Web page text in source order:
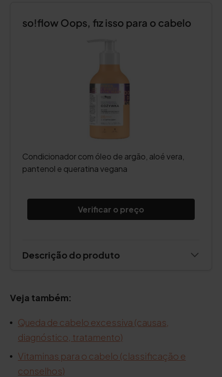
so!flow Oops, fiz isso para o cabelo
Condicionador com óleo de argão, aloé vera,
pantenol e queratina vegana
Verificar o preço
Descrição do produto
Veja também:
Queda de cabelo excessiva (causas,
diagnóstico, tratamento)
Vitaminas para o cabelo (classificação e
conselhos)